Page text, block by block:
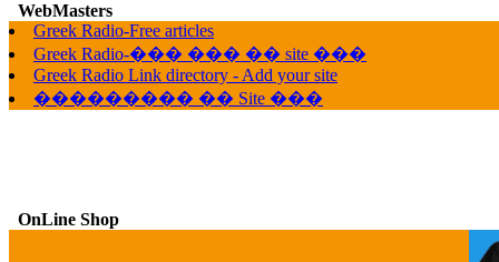
WebMasters
Greek Radio-Free articles
Greek Radio-��� ��� �� site ���
Greek Radio Link directory - Add your site
��������� �� Site ���
OnLine Shop